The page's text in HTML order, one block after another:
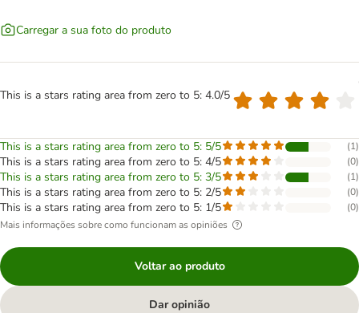
Carregar a sua foto do produto
This is a stars rating area from zero to 5: 4.0/5
This is a stars rating area from zero to 5: 5/5 (1)
This is a stars rating area from zero to 5: 4/5 (0)
This is a stars rating area from zero to 5: 3/5 (1)
This is a stars rating area from zero to 5: 2/5 (0)
This is a stars rating area from zero to 5: 1/5 (0)
Mais informações sobre como funcionam as opiniões
Voltar ao produto
Dar opinião